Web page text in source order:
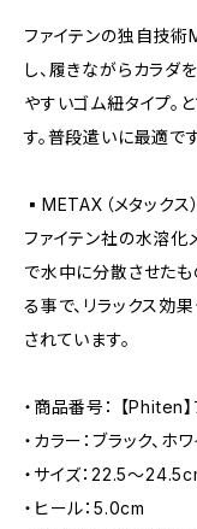
ファイテンの独自技術
し、履きながらカラダ
やすいゴム紐タイプ。
す。普段遣いに最適です
▪️METAX（メタックス）
ファイテン社の水溶化
で水中に分散させた
る事で、リラックス効
されています。
・商品番号： 【Phiten
・カラー：ブラック、ホ
・サイズ：22.5〜
・ヒール：5.0cm